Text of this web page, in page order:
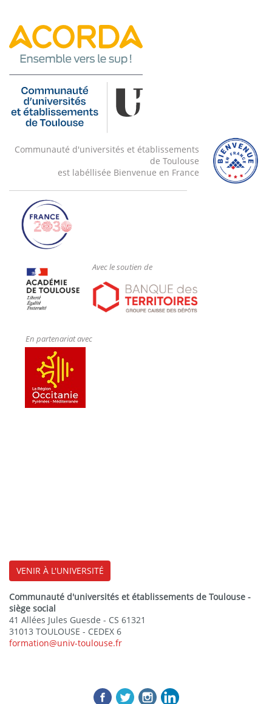
Communauté d'universités et établissements
de Toulouse
est labéllisée Bienvenue en France
Avec le soutien de
En partenariat avec
VENIR À L'UNIVERSITÉ
Communauté d'universités et établissements de Toulouse -
siège social
41 Allées Jules Guesde - CS 61321
31013 TOULOUSE - CEDEX 6
formation@univ-toulouse.fr